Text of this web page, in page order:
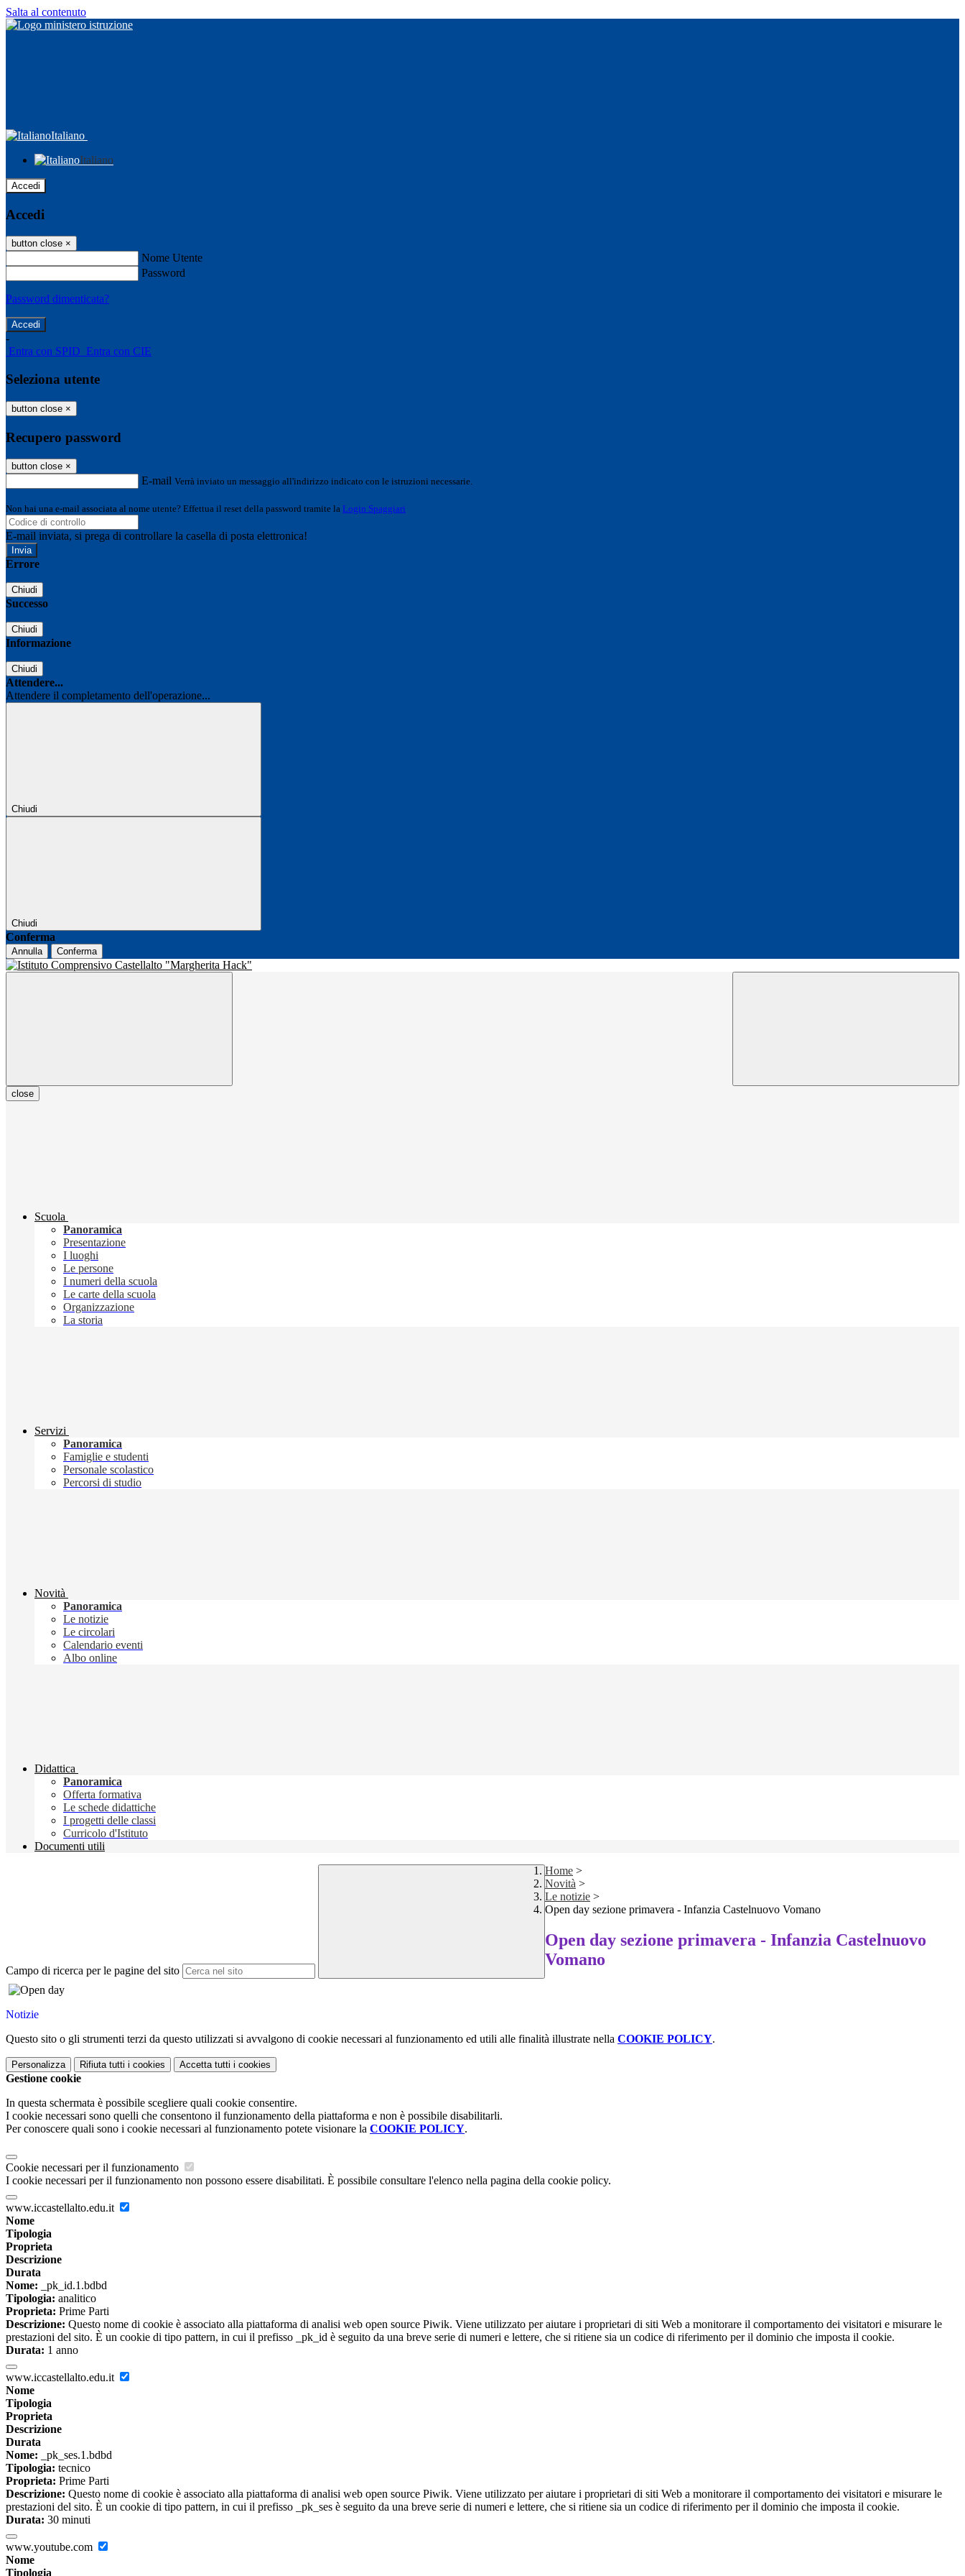
Salta al contenuto
Italiano
Italiano
Accedi
Accedi
button close ×
Nome Utente
Password
Password dimenticata?
-
Entra con SPID Entra con CIE
Seleziona utente
button close ×
Recupero password
button close ×
E-mail Verrà inviato un messaggio all'indirizzo indicato con le istruzioni necessarie.
Non hai una e-mail associata al nome utente? Effettua il reset della password tramite la Login Spaggiari
E-mail inviata, si prega di controllare la casella di posta elettronica!
Errore
Chiudi
Successo
Chiudi
Informazione
Chiudi
Attendere...
Attendere il completamento dell'operazione...
Chiudi
Chiudi
Conferma
Annulla Conferma
close
Scuola
Panoramica
Presentazione
I luoghi
Le persone
I numeri della scuola
Le carte della scuola
Organizzazione
La storia
Servizi
Panoramica
Famiglie e studenti
Personale scolastico
Percorsi di studio
Novità
Panoramica
Le notizie
Le circolari
Calendario eventi
Albo online
Didattica
Panoramica
Offerta formativa
Le schede didattiche
I progetti delle classi
Curricolo d'Istituto
Documenti utili
Campo di ricerca per le pagine del sito
Home >
Novità >
Le notizie >
Open day sezione primavera - Infanzia Castelnuovo Vomano
Open day sezione primavera - Infanzia Castelnuovo
Vomano
Notizie
Questo sito o gli strumenti terzi da questo utilizzati si avvalgono di cookie necessari al funzionamento ed utili alle finalità illustrate nella COOKIE POLICY.
Personalizza Rifiuta tutti i cookies Accetta tutti i cookies
Gestione cookie
In questa schermata è possibile scegliere quali cookie consentire.
I cookie necessari sono quelli che consentono il funzionamento della piattaforma e non è possibile disabilitarli.
Per conoscere quali sono i cookie necessari al funzionamento potete visionare la COOKIE POLICY.
Cookie necessari per il funzionamento
I cookie necessari per il funzionamento non possono essere disabilitati. È possibile consultare l'elenco nella pagina della cookie policy.
www.iccastellalto.edu.it
Nome
Tipologia
Proprieta
Descrizione
Durata
Nome: _pk_id.1.bdbd
Tipologia: analitico
Proprieta: Prime Parti
Descrizione: Questo nome di cookie è associato alla piattaforma di analisi web open source Piwik. Viene utilizzato per aiutare i proprietari di siti Web a monitorare il comportamento dei visitatori e misurare le
prestazioni del sito. È un cookie di tipo pattern, in cui il prefisso _pk_id è seguito da una breve serie di numeri e lettere, che si ritiene sia un codice di riferimento per il dominio che imposta il cookie.
Durata: 1 anno
www.iccastellalto.edu.it
Nome
Tipologia
Proprieta
Descrizione
Durata
Nome: _pk_ses.1.bdbd
Tipologia: tecnico
Proprieta: Prime Parti
Descrizione: Questo nome di cookie è associato alla piattaforma di analisi web open source Piwik. Viene utilizzato per aiutare i proprietari di siti Web a monitorare il comportamento dei visitatori e misurare le
prestazioni del sito. È un cookie di tipo pattern, in cui il prefisso _pk_ses è seguito da una breve serie di numeri e lettere, che si ritiene sia un codice di riferimento per il dominio che imposta il cookie.
Durata: 30 minuti
www.youtube.com
Nome
Tipologia